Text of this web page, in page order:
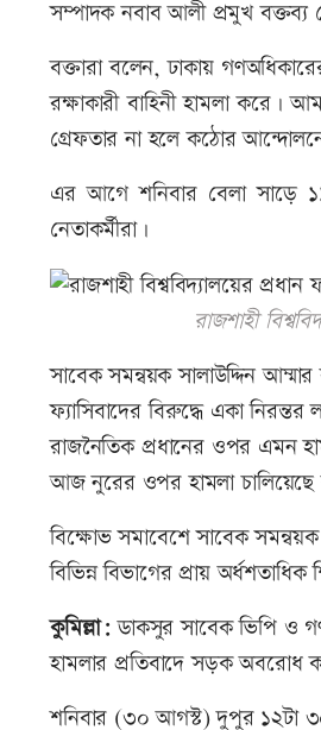
সম্পাদক নবাব আলী প্রমুখ বক্তব্য
বক্তারা বলেন, ঢাকায়
রক্ষাকারী বাহিনী হামলা করে।
গ্রেফতার না হলে কঠোর
এর আগে শনিবার বেলা সাড়ে
নেতাকর্মীরা।
রাজশাহী
সাবেক সমন্বয়ক সালাউদ্দিন
ফ্যাসিবাদের বিরুদ্ধে একা
রাজনৈতিক প্রধানের ওপর এমন
আজ নুরের ওপর হামলা
বিক্ষোভ সমাবেশে সাবেক
বিভিন্ন বিভাগের প্রায় অর্ধশতাধিক
কুমিল্লা:ডাকসুর সাবেক ভিপি ও
হামলার প্রতিবাদে সড়ক অবরোধ
শনিবার (৩০ আগস্ট) দুপুর ১২টা